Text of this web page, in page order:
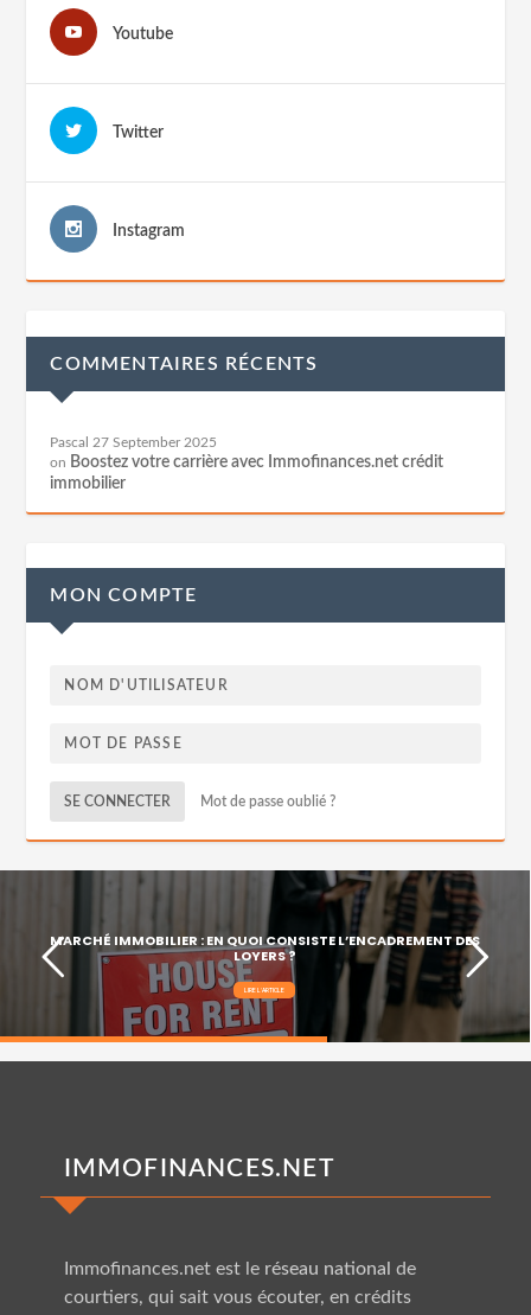
Youtube
Twitter
Instagram
COMMENTAIRES RÉCENTS
Pascal 27 September 2025
on Boostez votre carrière avec Immofinances.net crédit
immobilier
MON COMPTE
SE CONNECTER Mot de passe oublié ?
MARCHÉ IMMOBILIER : EN QUOI CONSISTE L’ENCADREMENT DES
LOYERS ?
LIRE L'ARTICLE
IMMOFINANCES.NET
Immofinances.net est le réseau national de
courtiers, qui sait vous écouter, en crédits